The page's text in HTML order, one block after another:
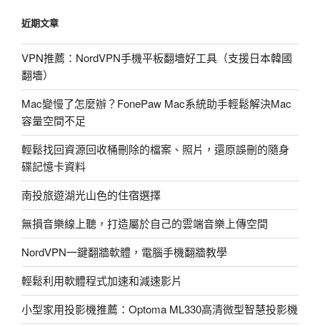
考
試
目
重
點
整
理
下
載、
考
前
猜
題
（還
有
解
近期文章
VPN推薦：NordVPN手機平板翻墻好工具（支援日本韓國
翻墻）
Mac變慢了怎麼辦？FonePaw Mac系統助手輕鬆解決Mac
容量空間不足
輕鬆找回資源回收桶刪除的檔案、照片，還原誤刪的隨身
碟記憶卡資料
南投旅遊湖光山色的住宿選擇
無損音樂線上聽，打造屬於自己的雲端音樂上傳空間
NordVPN一鍵翻牆軟體，電腦手機翻牆教學
輕鬆利用軟體程式加速和減速影片
小型家用投影機推薦：Optoma ML330高清微型智慧投影機